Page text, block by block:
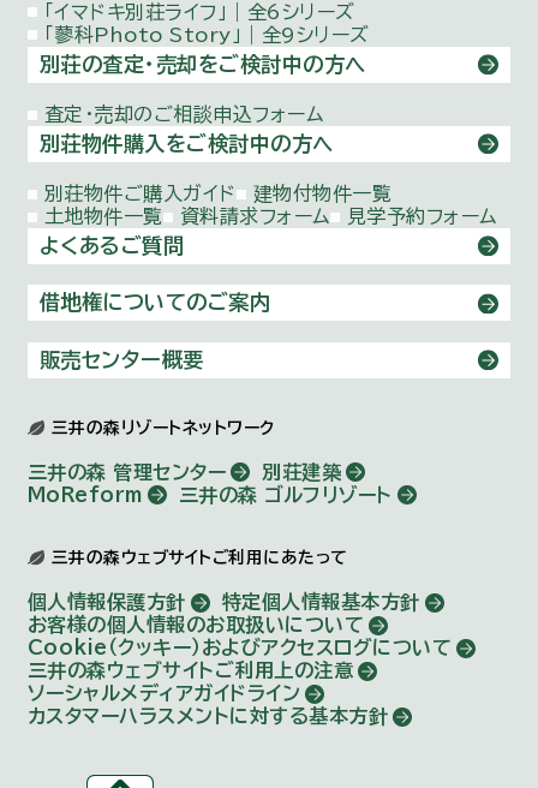
「イマドキ別荘ライフ」｜全6シリーズ
「蓼科Photo Story」｜全9シリーズ
別荘の査定・売却をご検討中の方へ
査定・売却のご相談申込フォーム
別荘物件購入をご検討中の方へ
別荘物件ご購入ガイド
建物付物件一覧
土地物件一覧
資料請求フォーム 見学予約フォーム
よくあるご質問
借地権についてのご案内
販売センター概要
三井の森リゾートネットワーク
三井の森 管理センター
別荘建築
MoReform
三井の森 ゴルフリゾート
三井の森ウェブサイトご利用にあたって
個人情報保護方針
特定個人情報基本方針
お客様の個人情報のお取扱いについて
Cookie（クッキー）およびアクセスログについて
三井の森ウェブサイトご利用上の注意
ソーシャルメディアガイドライン
カスタマーハラスメントに対する基本方針